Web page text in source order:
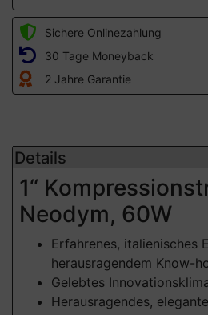
Sichere Onlinezahlung
30 Tage Moneyback
2 Jahre Garantie
Details
1“
Neodym, 60W
Erfahrenes, italienisches
herausragendem Know-
Gelebtes
Herausragendes,